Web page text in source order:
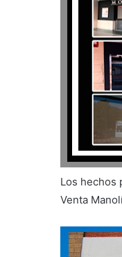
Los hechos
Venta